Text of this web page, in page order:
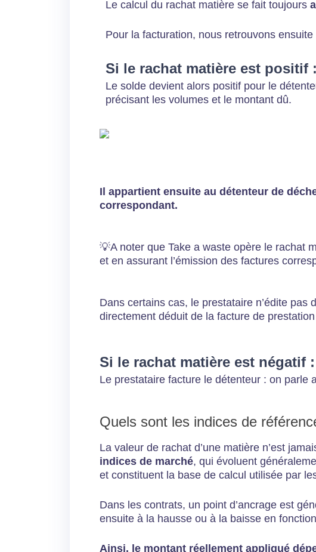
Le calcul du rachat matière se fait toujours
Pour la facturation, nous retrouvons
Si le rachat matière est positif :
Le solde devient alors positif pour le
précisant les volumes et le montant dû.
Il appartient ensuite au détenteur de
correspondant.
💡A noter que Take a waste opère le rachat
et en assurant l’émission des factures
Dans certains cas, le prestataire n’édite
directement déduit de la facture de
Si le rachat matière est négatif :
Le prestataire facture le détenteur : on parle
Quels sont les indices de
La valeur de rachat d’une matière n’est
indices de marché, qui évoluent
et constituent la base de calcul utilisée par
Dans les contrats, un point d’ancrage est
ensuite à la hausse ou à la baisse en
Ainsi, le montant réellement appliqué